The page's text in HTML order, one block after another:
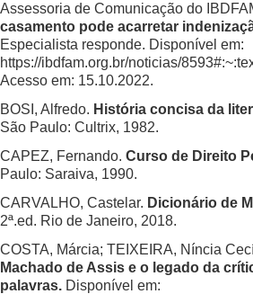
Assessoria de Comunicação do
casamento pode acarretar
Especialista responde. Disponível em:
https://ibdfam.org.br/noticias/
Acesso em: 15.10.2022.
BOSI, Alfredo. História concisa da
São Paulo: Cultrix, 1982.
CAPEZ, Fernando. Curso de Direito
Paulo: Saraiva, 1990.
CARVALHO, Castelar. Dicionário de
2ª.ed. Rio de Janeiro, 2018.
COSTA, Márcia; TEIXEIRA, Níncia
Machado de Assis e o legado da
palavras. Disponível em: